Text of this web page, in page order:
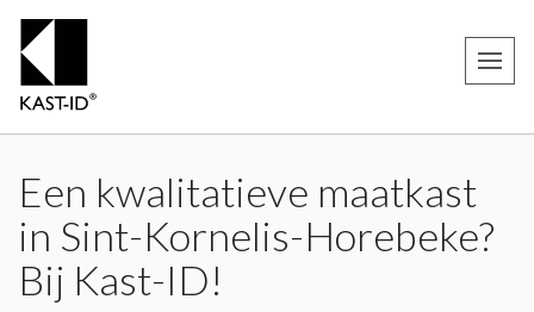
Een kwalitatieve maatkast
in Sint-Kornelis-Horebeke?
Bij Kast-ID!